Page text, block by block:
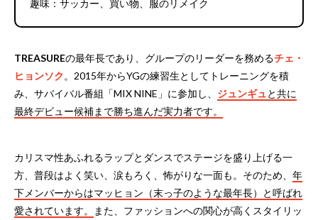
趣味：サッカー、買い物、服のリメイク
TREASUREの最年長であり、グループのリーダーを務めるチェ・
ヒョンソク 。2015年からYGの練習生としてトレーニングを積
み、サバイバル番組「MIX NINE」に参加し、 ジュンギュ と共に
最終デビュー候補まで勝ち進んだ実力者です。
カリスマ性あふれるラップとダンスでステージを盛り上げる一
方、普段はよく笑い、涙もろく、怖がりな一面も。そのため、 年
下メンバーからはマッヒョン（末っ子のような最年長）と呼ばれ
愛されています。
また、ファッションへの関心が高くスタイリッ